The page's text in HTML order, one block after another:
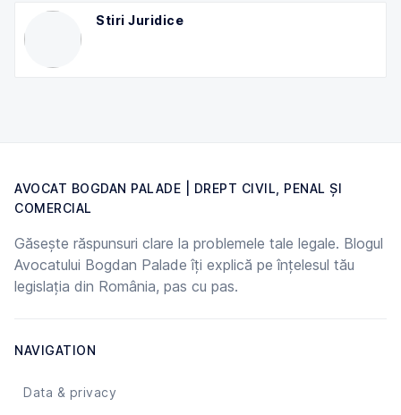
Stiri Juridice
AVOCAT BOGDAN PALADE | DREPT CIVIL, PENAL ȘI
COMERCIAL
Găsește răspunsuri clare la problemele tale legale. Blogul
Avocatului Bogdan Palade îți explică pe înțelesul tău
legislația din România, pas cu pas.
NAVIGATION
Data & privacy